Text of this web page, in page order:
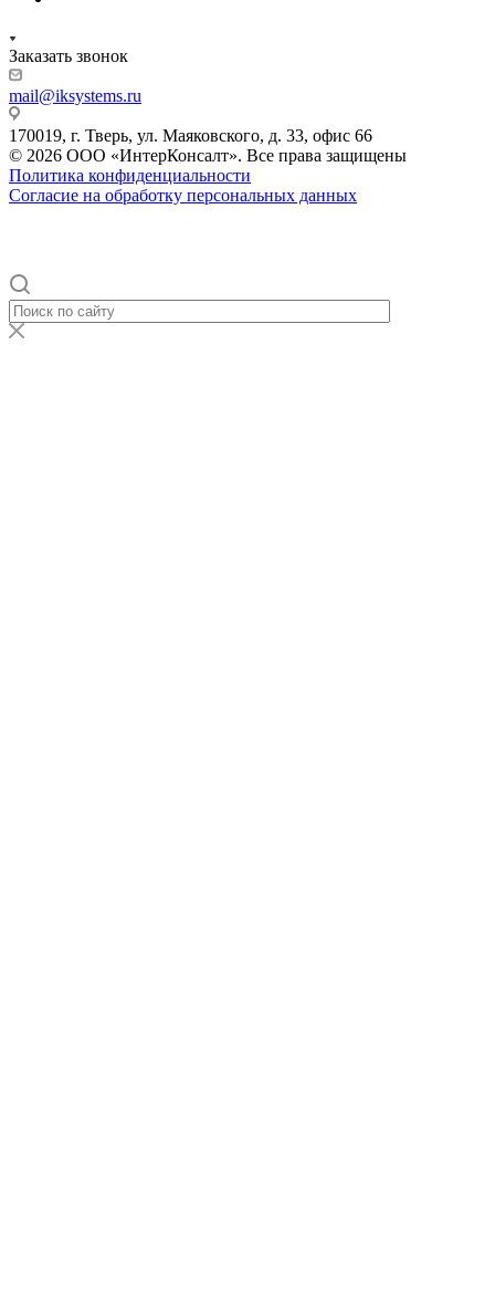
Заказать звонок
mail@iksystems.ru
170019, г. Тверь, ул. Маяковского, д. 33, офис 66
© 2026 ООО «ИнтерКонсалт». Все права защищены
Политика конфиденциальности
Согласие на обработку персональных данных